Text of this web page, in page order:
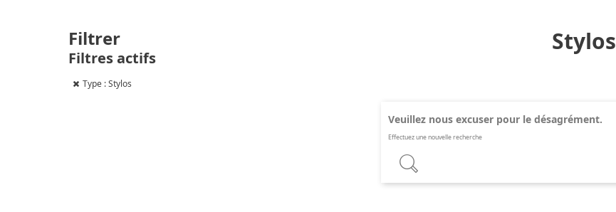
Filtrer
Filtres actifs
Type : Stylos
Stylos
Veuillez nous excuser pour le désagrément.
Effectuez une nouvelle recherche